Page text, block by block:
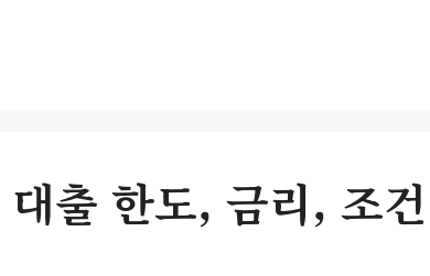
출 한도, 금리, 조건